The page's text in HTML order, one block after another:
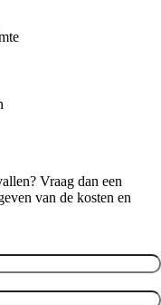
Vraag dan een
van de kosten en